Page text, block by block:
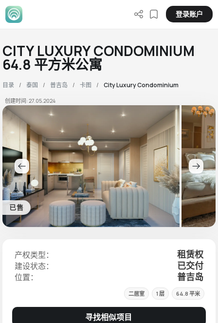
登录账户
CITY LUXURY CONDOMINIUM
64.8 平方米公寓
目录 泰国 普吉岛 卡图 City Luxury Condominium
创建时间: 27.05.2024
已售
产权类型： 租赁权
建设状态： 已交付
位置： 普吉岛
二居室 1 层 64.8 平米
寻找相似项目